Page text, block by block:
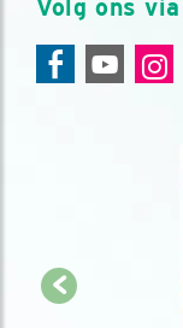
Volg ons